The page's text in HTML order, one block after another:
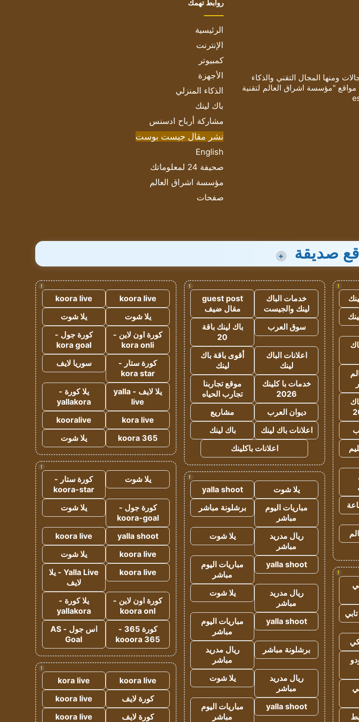
ومنها المجال التقني والذكاء
مواقع "مؤسسة اشراق العالم لتقنية
روابط تهمك
الرئيسية
الإنترنت
كمبيوتر
الأجهزة
الذكاء المنزلي
باك لينك
مشاركة أرباح ادسنس
نشر مقال جيست بوست
English
صحيفة 24 لمعلوماتك
مؤسسة اشراق العالم
صفحات
صديقة +
!
!
!
خدمات الباك
لينك والجيست
guest post
مقال ضيف
سوق العرب
باك لينك باقة
20
اعلانات الباك
لينك
أقوى باقة باك
لينك
خدمات با كلينك
2026
موقع تجاربنا
تجارب الحياه
ديوان العرب
مشاريع
اعلانات باك لينك
باك لينك
اعلانات باكلينك
!
يلا شوت
yalla shoot
مباريات اليوم
مباشر
برشلونة مباشر
ريال مدريد
مباشر
يلا شوت
yalla shoot
مباريات اليوم
مباشر
ريال مدريد
مباشر
يلا شوت
yalla shoot
مباريات اليوم
مباشر
برشلونة مباشر
ريال مدريد
مباشر
ريال مدريد
مباشر
يلا شوت
yalla shoot
مباريات اليوم
مباشر
!
koora live
koora live
يلا شوت
يلا شوت
كورة اون لاين -
kora onli
كورة جول -
kora goal
كورة ستار -
kora star
سوريا لايف
يلا لايف - yalla
live
يلا كورة -
yallakora
kora live
kooralive
koora 365
يلا شوت
!
يلا شوت
كورة ستار -
koora-star
كورة جول -
koora-goal
يلا شوت
yalla shoot
koora live
koora live
يلا شوت
koora live
Yalla Live - يلا
لايف
كورة اون لاين -
koora onl
يلا كورة -
yallakora
كورة 365 -
kooora 365
اس جول - AS
Goal
!
koora live
kora live
كورة لايف
koora live
كورة لايف
koora live